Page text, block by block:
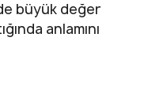
büyük değer
anlamını